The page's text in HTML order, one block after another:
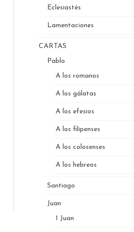
Eclesiastés
Lamentaciones
CARTAS
Pablo
A los romanos
A los gálatas
A los efesios
A los filipenses
A los colosenses
A los hebreos
Santiago
Juan
1 Juan